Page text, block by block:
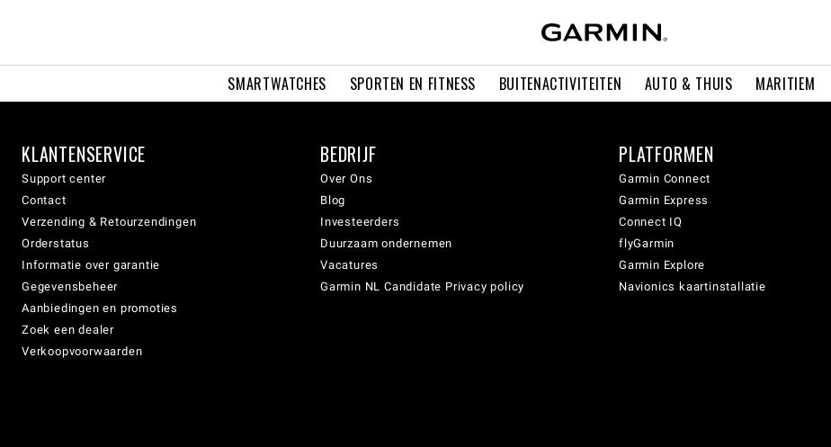
SMARTWATCHES SPORTEN EN FITNESS BUITENACTIVITEITEN AUTO & THUIS MARITIEM
KLANTENSERVICE
Support center
Contact
Verzending & Retourzendingen
Orderstatus
Informatie over garantie
Gegevensbeheer
Aanbiedingen en promoties
Zoek een dealer
Verkoopvoorwaarden
BEDRIJF
Over Ons
Blog
Investeerders
Duurzaam ondernemen
Vacatures
Garmin NL Candidate Privacy policy
PLATFORMEN
Garmin Connect
Garmin Express
Connect IQ
flyGarmin
Garmin Explore
Navionics kaartinstallatie